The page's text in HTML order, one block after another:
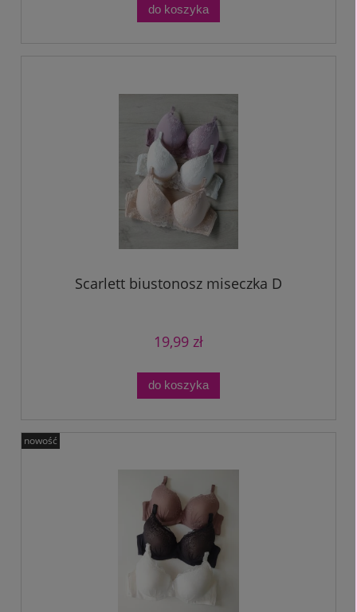
do koszyka
Scarlett biustonosz miseczka D
19,99 zł
do koszyka
nowość